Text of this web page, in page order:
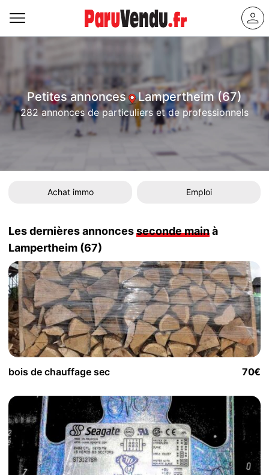
Petites annonces Lampertheim (67)
282 annonces de particuliers et de professionnels
Achat immo Emploi
Les dernières annoncesseconde mainà
Lampertheim (67)
bois de chauffage sec 70€